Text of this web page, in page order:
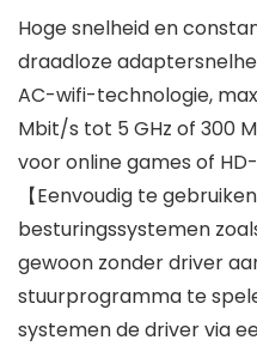
Hoge snelheid en
draadloze
AC-wifi-technologie,
Mbit/s tot 5 GHz of 300
voor online games of
【Eenvoudig te
besturingssystemen
gewoon zonder driver
stuurprogramma te
systemen de driver via